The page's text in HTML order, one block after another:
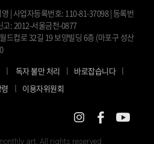
| 사업자등록번호: 110-81-37098 | 등록번
고: 2012-서울금천-0877
드컵로 32길 19 보양빌딩 6층 (마포구 성산
l 독자 불만 처리 l 바로잡습니다 l
l 이용자위원회
art. All rights reserved.